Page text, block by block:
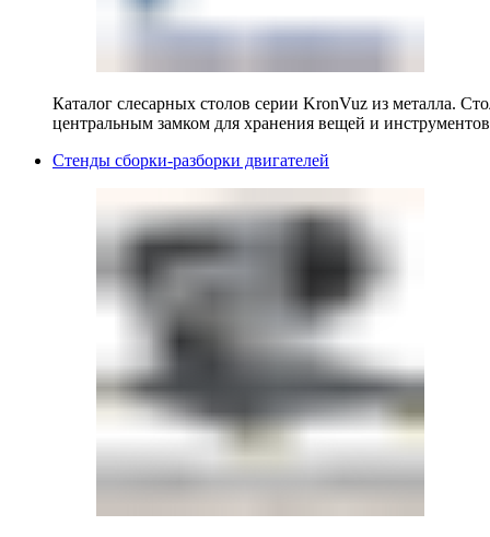
Каталог слесарных столов серии KronVuz из металла.
центральным замком для хранения вещей и
Стенды сборки-разборки двигателей